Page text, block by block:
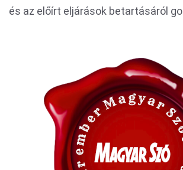
és az előírt eljárások betartásáról